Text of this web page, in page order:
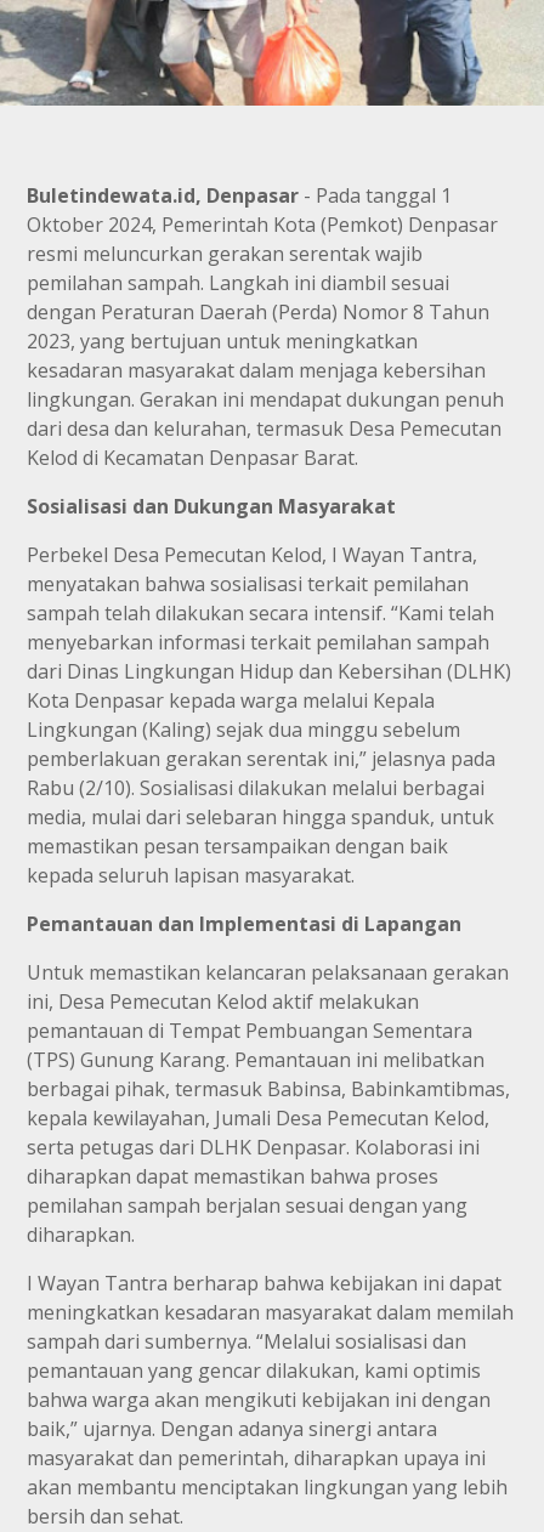
Buletindewata.id, Denpasar - Pada tanggal 1
Oktober 2024, Pemerintah Kota (Pemkot) Denpasar
resmi meluncurkan gerakan serentak wajib
pemilahan sampah. Langkah ini diambil sesuai
dengan Peraturan Daerah (Perda) Nomor 8 Tahun
2023, yang bertujuan untuk meningkatkan
kesadaran masyarakat dalam menjaga kebersihan
lingkungan. Gerakan ini mendapat dukungan penuh
dari desa dan kelurahan, termasuk Desa Pemecutan
Kelod di Kecamatan Denpasar Barat.
Sosialisasi dan Dukungan Masyarakat
Perbekel Desa Pemecutan Kelod, I Wayan Tantra,
menyatakan bahwa sosialisasi terkait pemilahan
sampah telah dilakukan secara intensif. “Kami telah
menyebarkan informasi terkait pemilahan sampah
dari Dinas Lingkungan Hidup dan Kebersihan (DLHK)
Kota Denpasar kepada warga melalui Kepala
Lingkungan (Kaling) sejak dua minggu sebelum
pemberlakuan gerakan serentak ini,” jelasnya pada
Rabu (2/10). Sosialisasi dilakukan melalui berbagai
media, mulai dari selebaran hingga spanduk, untuk
memastikan pesan tersampaikan dengan baik
kepada seluruh lapisan masyarakat.
Pemantauan dan Implementasi di Lapangan
Untuk memastikan kelancaran pelaksanaan gerakan
ini, Desa Pemecutan Kelod aktif melakukan
pemantauan di Tempat Pembuangan Sementara
(TPS) Gunung Karang. Pemantauan ini melibatkan
berbagai pihak, termasuk Babinsa, Babinkamtibmas,
kepala kewilayahan, Jumali Desa Pemecutan Kelod,
serta petugas dari DLHK Denpasar. Kolaborasi ini
diharapkan dapat memastikan bahwa proses
pemilahan sampah berjalan sesuai dengan yang
diharapkan.
I Wayan Tantra berharap bahwa kebijakan ini dapat
meningkatkan kesadaran masyarakat dalam memilah
sampah dari sumbernya. “Melalui sosialisasi dan
pemantauan yang gencar dilakukan, kami optimis
bahwa warga akan mengikuti kebijakan ini dengan
baik,” ujarnya. Dengan adanya sinergi antara
masyarakat dan pemerintah, diharapkan upaya ini
akan membantu menciptakan lingkungan yang lebih
bersih dan sehat.